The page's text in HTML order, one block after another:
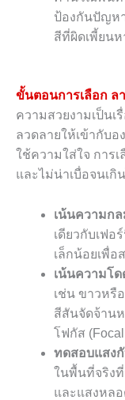
ป้องกันปัญห
สีที่ผิดเพี้ยน
ขั้นตอนการเลือก ล
ความสวยงามเป็นเ
ลวดลายให้เข้ากับ
ใช้ความใส่ใจ การ
และไม่น่าเบื่อจนเกิน
เน้นความก
เดียวกับเฟอ
เล็กน้อยเพื่อ
เน้นความโด
เช่น ขาวหรื
สีสันจัดจ้าน
โฟกัส
ทดสอบแสง
ในพื้นที่จริง
และแสงหล